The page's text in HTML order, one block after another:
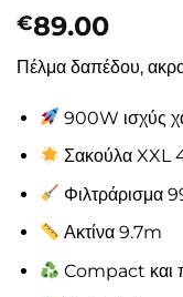
€89.00
Πέλμα δαπέδου,
900W ισχύς
Σακούλα XXL
Φιλτράρισμα
Ακτίνα 9.7m
Compact και